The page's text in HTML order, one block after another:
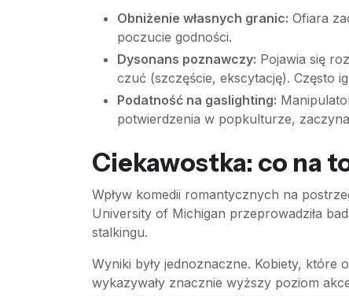
Obniżenie własnych granic: Ofiara
poczucie godności.
Dysonans poznawczy: Pojawia się
czuć (szczęście, ekscytację). Często
Podatność na gaslighting:
potwierdzenia w popkulturze,
Ciekawostka: co na
Wpływ komedii romantycznych na
University of Michigan przeprowadziła
stalkingu.
Wyniki były jednoznaczne. Kobiety, które
wykazywały znacznie wyższy poziom